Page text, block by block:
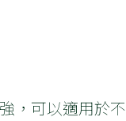
，可以適用於不